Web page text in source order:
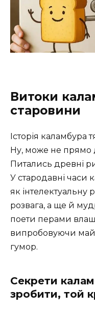
Витоки
старовини
Історія каламбура
Ну, може не прямо
Питались древні
У стародавні часи
як інтелектуальну
розвага, а ще й
поети перами
випробовуючи
гумор.
Секрети
зробити, той